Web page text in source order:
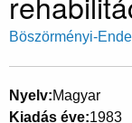
Böszörményi-
Nyelv Magyar
Kiadás éve 1983